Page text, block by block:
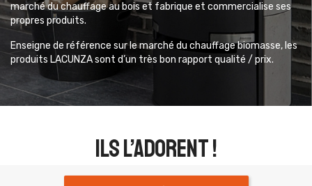
marché du chauffage au bois et fabrique et commercialise ses
propres produits.
Enseigne de référence sur le marché du chauffage biomasse, les
produits LACUNZA sont d’un très bon rapport qualité / prix.
ils l’adorent !